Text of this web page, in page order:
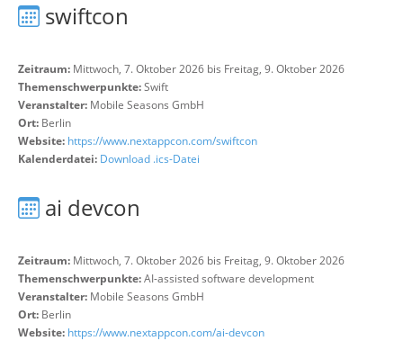
swiftcon
Zeitraum: Mittwoch, 7. Oktober 2026 bis Freitag, 9. Oktober 2026
Themenschwerpunkte:Swift
Veranstalter: Mobile Seasons GmbH
Ort: Berlin
Website: https://www.nextappcon.com/swiftcon
Kalenderdatei: Download .ics-Datei
ai devcon
Zeitraum: Mittwoch, 7. Oktober 2026 bis Freitag, 9. Oktober 2026
Themenschwerpunkte:AI-assisted software development
Veranstalter: Mobile Seasons GmbH
Ort: Berlin
Website: https://www.nextappcon.com/ai-devcon